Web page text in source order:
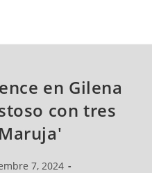
en Gilena
con tres
7, 2024